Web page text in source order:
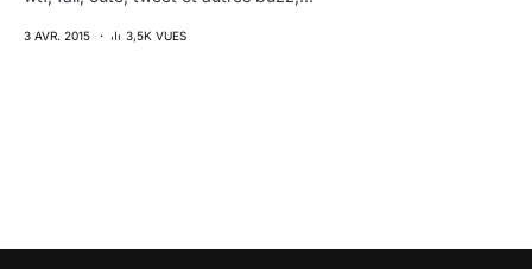
3 AVR. 2015 3,5K VUES